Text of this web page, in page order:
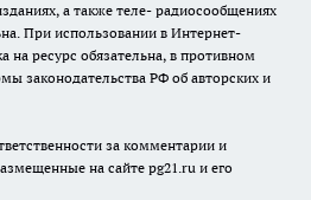
а также теле- радиосообщениях
При использовании в Интернет-
на ресурс обязательна, в противном
законодательства РФ об авторских и
за комментарии и
на сайте pg21.ru и его